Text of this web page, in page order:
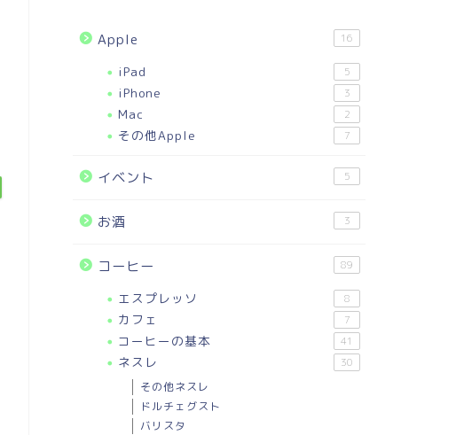
Apple 16
iPad 5
iPhone 3
Mac 2
その他Apple 7
イベント 5
お酒 3
コーヒー 89
エスプレッソ 8
カフェ 7
コーヒーの基本 41
ネスレ 30
その他ネスレ
ドルチェグスト
バリスタ